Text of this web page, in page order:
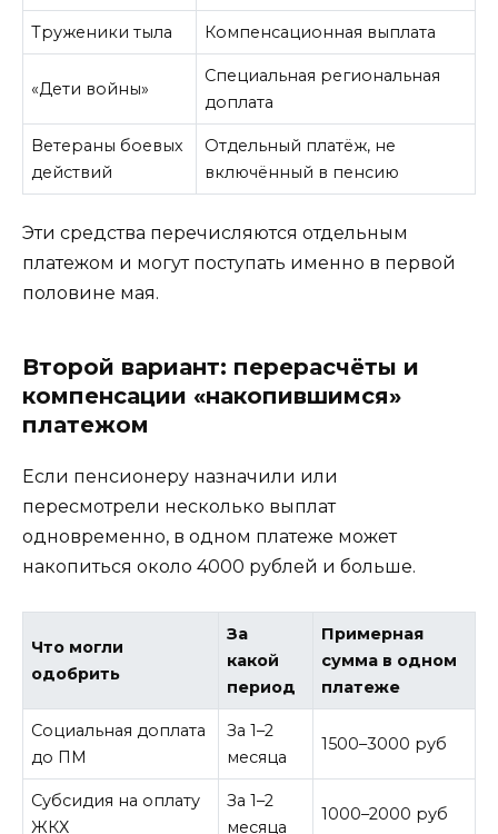
Труженики тыла Компенсационная выплата
«Дети войны»
Специальная региональная
доплата
Ветераны боевых
действий
Отдельный платёж, не
включённый в пенсию
Эти средства перечисляются отдельным
платежом и могут поступать именно в первой
половине мая.
Второй вариант: перерасчёты и
компенсации «накопившимся»
платежом
Если пенсионеру назначили или
пересмотрели несколько выплат
одновременно, в одном платеже может
накопиться около 4000 рублей и больше.
Что могли
одобрить
За
какой
период
Примерная
сумма в одном
платеже
Социальная доплата
до ПМ
За 1–2
месяца
1500–3000 руб
Субсидия на оплату
ЖКХ
За 1–2
месяца
1000–2000 руб